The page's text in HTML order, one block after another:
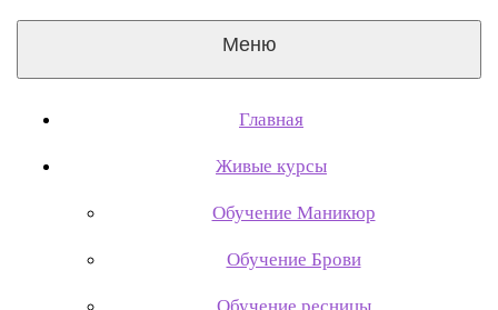
Меню
Главная
Живые курсы
Обучение Маникюр
Обучение Брови